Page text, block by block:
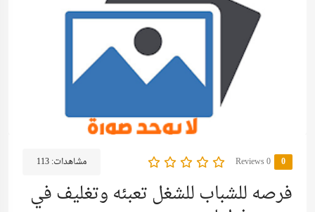
0
0 Reviews مشاهدات:113
فرصه للشباب للشغل تعبئه وتغليف في